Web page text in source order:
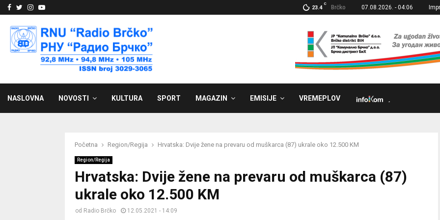
Facebook
Twitter
Instagram
Youtube 23.4
C
Brčko 07.08.2026. - 04:06
NASLOVNA NOVOSTI KULTURA SPORT MAGAZIN EMISIJE VREMEPLOV
Početna Region/Regija Hrvatska: Dvije žene na prevaru od muškarca (87) ukrale oko 12.500 KM
Region/Regija
Hrvatska: Dvije žene na prevaru od muškarca (87)
ukrale oko 12.500 KM
od Radio Brčko 12.05.2021 - 14:09